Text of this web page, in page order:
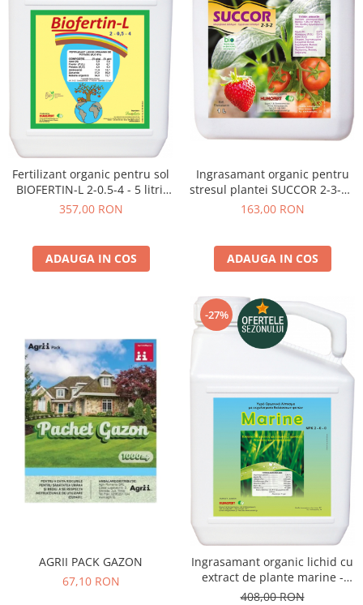
Fertilizant organic pentru sol
BIOFERTIN-L 2-0.5-4 - 5 litri,
legume, fructe, vita de vie
357,00 RON
ADAUGA IN COS
Ingrasamant organic pentru
stresul plantei SUCCOR 2-3-2 -
1 litru, legume, vie
163,00 RON
ADAUGA IN COS
AGRII PACK GAZON
67,10 RON
-27%
Ingrasamant organic lichid cu
extract de plante marine -
MARINE - 5 litri, legume,
408,00 RON